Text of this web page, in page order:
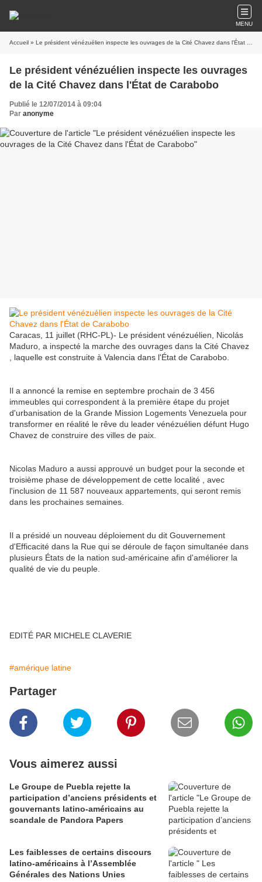
MENU
Accueil » Le président vénézuélien inspecte les ouvrages de la Cité Chavez dans l'État de Carabobo
Le président vénézuélien inspecte les ouvrages
de la Cité Chavez dans l'État de Carabobo
Publié le 12/07/2014 à 09:04
Par anonyme
Caracas, 11 juillet (RHC-PL)- Le président vénézuélien, Nicolás
Maduro, a inspecté la marche des ouvrages dans la Cité Chavez
, laquelle est construite à Valencia dans l'État de Carabobo.
Il a annoncé la remise en septembre prochain de 3 456
immeubles qui correspondent à la première étape du projet
d'urbanisation de la Grande Mission Logements Venezuela pour
transformer en réalité le rêve du leader vénézuélien défunt Hugo
Chavez de construire des villes de paix.
Nicolas Maduro a aussi approuvé un budget pour la seconde et
troisième phase de développement de cette localité , avec
l'inclusion de 11 587 nouveaux appartements, qui seront remis
dans les prochaines semaines.
Il a présidé un nouveau déploiement du dit Gouvernement
d'Efficacité dans la Rue qui se déroule de façon simultanée dans
plusieurs États de la nation sud-américaine afin d'améliorer la
qualité de vie du peuple.
EDITÉ PAR MICHELE CLAVERIE
#amérique latine
Partager
Vous aimerez aussi
Le Groupe de Puebla rejette la
participation d’anciens présidents et
gouvernants latino-américains au
scandale de Pandora Papers
Les faiblesses de certains discours
latino-américains à l’Assemblée
Générales des Nations Unies